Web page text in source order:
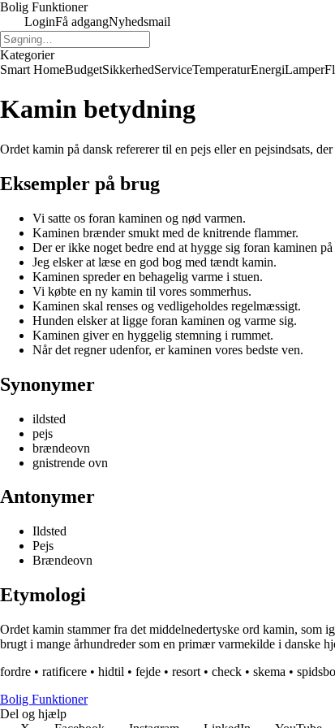
Bolig Funktioner
LoginFå adgangNyhedsmail
Kategorier
Smart HomeBudgetSikkerhedServiceTemperaturEnergiLamper
Kamin betydning
Ordet kamin på dansk refererer til en pejs eller en pejsindsats,
Eksempler på brug
Vi satte os foran kaminen og nød varmen.
Kaminen brænder smukt med de knitrende flammer.
Der er ikke noget bedre end at hygge sig foran kaminen
Jeg elsker at læse en god bog med tændt kamin.
Kaminen spreder en behagelig varme i stuen.
Vi købte en ny kamin til vores sommerhus.
Kaminen skal renses og vedligeholdes regelmæssigt.
Hunden elsker at ligge foran kaminen og varme sig.
Kaminen giver en hyggelig stemning i rummet.
Når det regner udenfor, er kaminen vores bedste ven.
Synonymer
ildsted
pejs
brændeovn
gnistrende ovn
Antonymer
Ildsted
Pejs
Brændeovn
Etymologi
Ordet kamin stammer fra det middelnedertyske ord kamin, som
brugt i mange århundreder som en primær varmekilde i danske
fordre • ratificere • hidtil • fejde • resort • check • skema •
Bolig Funktioner
Del og hjælp